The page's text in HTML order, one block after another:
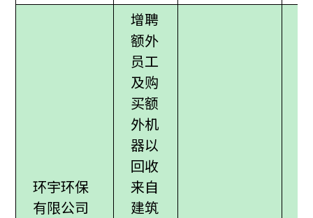
环宇环保
有限公司
增聘
额外
员工
及购
买额
外机
器以
回收
来自
建筑